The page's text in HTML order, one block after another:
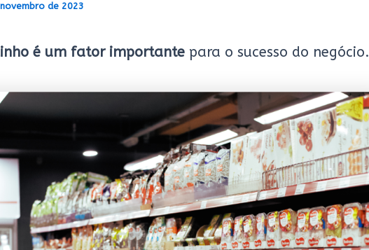
de 2023
é um fator importante para o sucesso do negócio.